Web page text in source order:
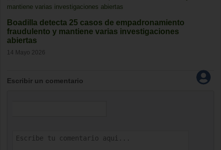
Boadilla detecta 25 casos de empadronamiento
fraudulento y mantiene varias investigaciones
abiertas
14 Mayo 2026
Escribir un comentario